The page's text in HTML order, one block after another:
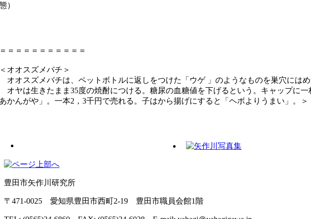
）
＝＝＝＝＝＝＝＝＝＝
オオスズメバチ＞
オスズメバチは、ペットボトルに返しをつけた「ウゲ 」のようなものを巣穴にはめ
ヤは生きたまま35度の焼酎につける。糖尿の血糖値を下げるという。キャップに
かんがや」。一本2，3千円で売れる。子はから揚げにすると「ヘボよりうまい」。＞
豊田市矢作川研究所
〒471-0025 愛知県豊田市西町2-19 豊田市職員会館1階